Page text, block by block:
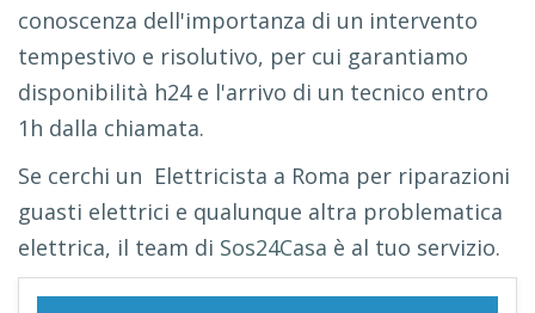
conoscenza dell'importanza di un intervento
tempestivo e risolutivo, per cui garantiamo
disponibilità h24 e l'arrivo di un tecnico entro
1h dalla chiamata.
Se cerchi un Elettricista a Roma per riparazioni
guasti elettrici e qualunque altra problematica
elettrica, il team di Sos24Casa è al tuo servizio.